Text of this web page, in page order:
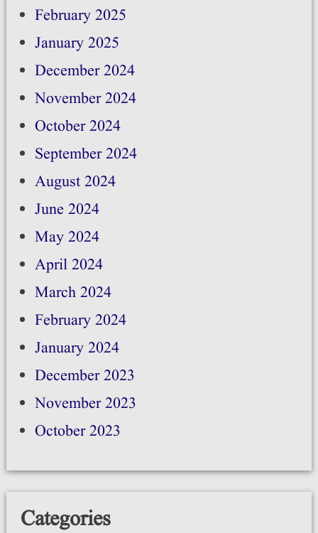
February 2025
January 2025
December 2024
November 2024
October 2024
September 2024
August 2024
June 2024
May 2024
April 2024
March 2024
February 2024
January 2024
December 2023
November 2023
October 2023
Categories